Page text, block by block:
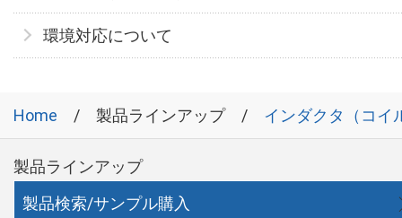
環境対応について
Home 製品ラインアップ インダクタ（コイ
製品ラインアップ
製品検索/サンプル購入